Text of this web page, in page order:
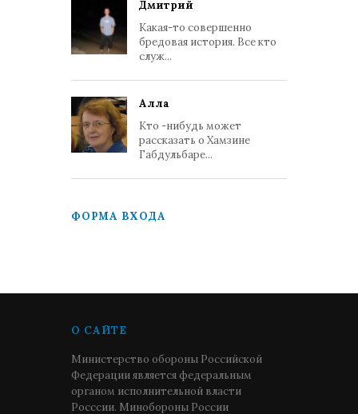
Дмитрий
Какая-то совершенно
бредовая история. Все кто
служ...
Алла
Кто -нибудь может
рассказать о Хамзине
Габдульбаре...
ФОРМА ВХОДА
О САЙТЕ
Министерство обороны Российской
Федерации является федеральным
органом исполнительной власти
Росссии. Минобороны России